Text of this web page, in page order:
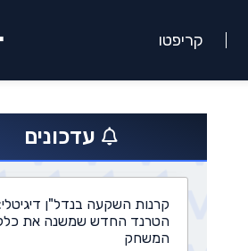
קריפטו
עדכונים
3 מיליארד שקלים
קרנות השקעה בנדל"ן דיגיטלי:
הטרנד החדש שמשנה את
המשחק